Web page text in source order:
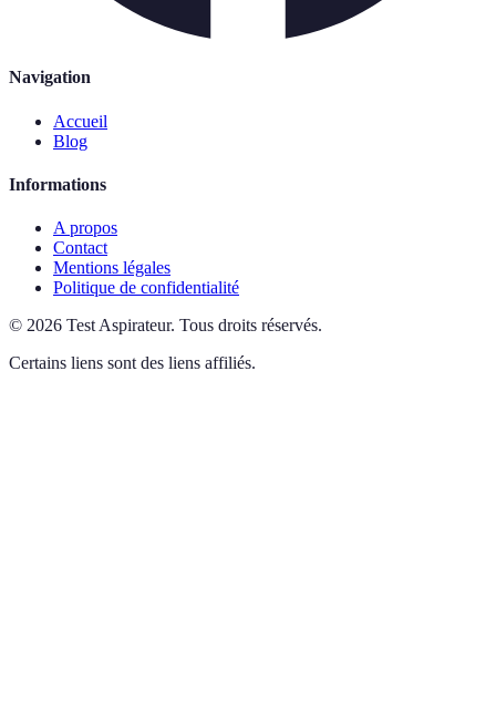
Navigation
Accueil
Blog
Informations
A propos
Contact
Mentions légales
Politique de confidentialité
© 2026 Test Aspirateur. Tous droits réservés.
Certains liens sont des liens affiliés.